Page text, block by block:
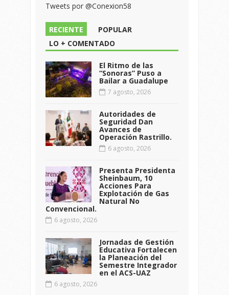
Tweets por @Conexion58
RECIENTE
POPULAR
LO + COMENTADO
El Ritmo de las
“Sonoras” Puso a
Bailar a Guadalupe
7 agosto, 2026
Autoridades de
Seguridad Dan
Avances de
Operación Rastrillo.
6 agosto, 2026
Presenta Presidenta
Sheinbaum, 10
Acciones Para
Explotación de Gas
Natural No
Convencional.
6 agosto, 2026
Jornadas de Gestión
Educativa Fortalecen
la Planeación del
Semestre Integrador
en el ACS-UAZ
6 agosto, 2026